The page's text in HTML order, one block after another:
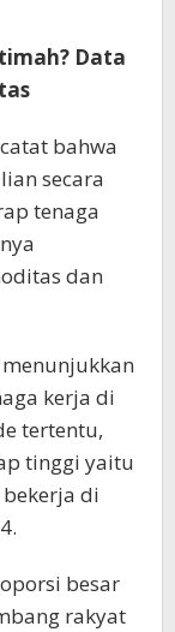
Data
bahwa
secara
tenaga
dan
kerja di
tertentu,
tinggi yaitu
di
besar
rakyat